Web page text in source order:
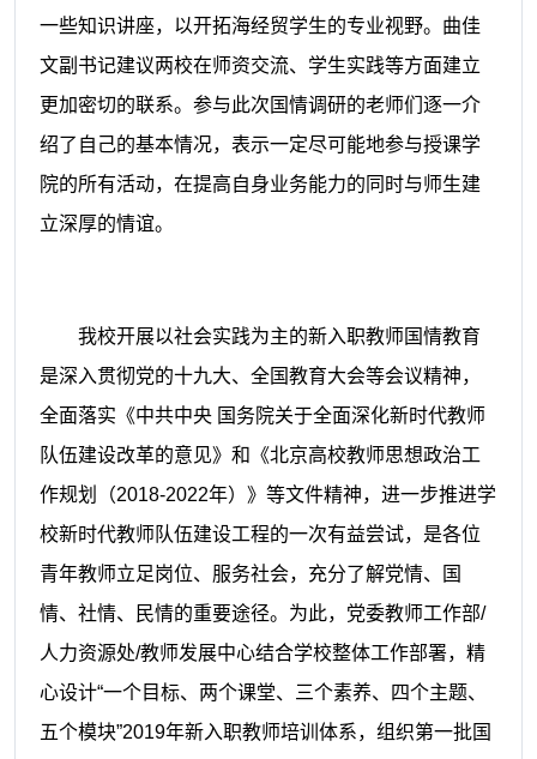
一些知识讲座，以开拓海经贸学生的专业视野。曲佳
文副书记建议两校在师资交流、学生实践等方面建立
更加密切的联系。参与此次国情调研的老师们逐一介
绍了自己的基本情况，表示一定尽可能地参与授课学
院的所有活动，在提高自身业务能力的同时与师生建
立深厚的情谊。
我校开展以社会实践为主的新入职教师国情教育
是深入贯彻党的十九大、全国教育大会等会议精神，
全面落实《中共中央 国务院关于全面深化新时代教师
队伍建设改革的意见》和《北京高校教师思想政治工
作规划（2018-2022年）》等文件精神，进一步推进学
校新时代教师队伍建设工程的一次有益尝试，是各位
青年教师立足岗位、服务社会，充分了解党情、国
情、社情、民情的重要途径。为此，党委教师工作部/
人力资源处/教师发展中心结合学校整体工作部署，精
心设计“一个目标、两个课堂、三个素养、四个主题、
五个模块”2019年新入职教师培训体系，组织第一批国